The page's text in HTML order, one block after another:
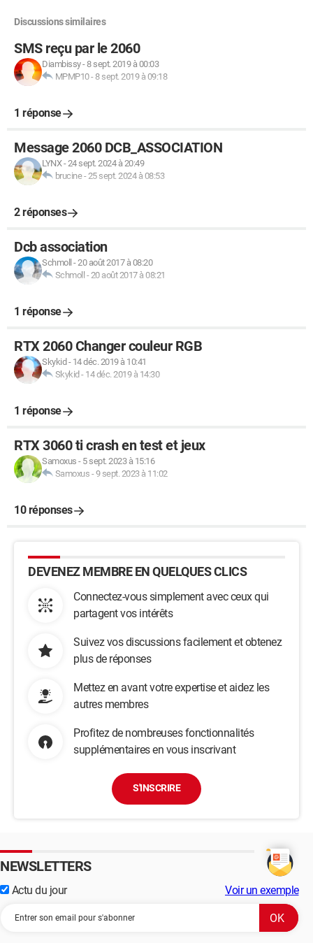
Discussions similaires
SMS reçu par le 2060
Diambissy-8 sept. 2019 à 00:03
MPMP10- 8 sept. 2019 à 09:18
1 réponse
Message 2060 DCB_ASSOCIATION
LYNX-24 sept. 2024 à 20:49
brucine-25 sept. 2024 à 08:53
2 réponses
Dcb association
Schmoll -20 août 2017 à 08:20
Schmoll -20 août 2017 à 08:21
1 réponse
RTX 2060 Changer couleur RGB
Skykid - 14 déc. 2019 à 10:41
Skykid - 14 déc. 2019 à 14:30
1 réponse
RTX 3060 ti crash en test et jeux
Samoxus - 5 sept. 2023 à 15:16
Samoxus -9 sept. 2023 à 11:02
10 réponses
DEVENEZ MEMBRE EN QUELQUES CLICS
Connectez-vous simplement avec ceux qui
partagent vos intérêts
Suivez vos discussions facilement et obtenez
plus de réponses
Mettez en avant votre expertise et aidez les
autres membres
Profitez de nombreuses fonctionnalités
supplémentaires en vous inscrivant
S'INSCRIRE
NEWSLETTERS
Actu du jour Voir un exemple